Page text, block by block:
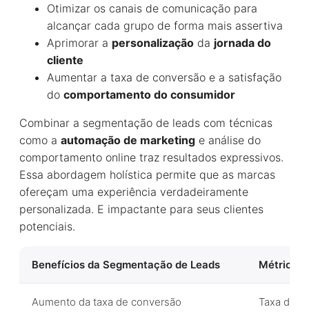
Otimizar os canais de comunicação para
alcançar cada grupo de forma mais assertiva
Aprimorar a personalização da jornada do
cliente
Aumentar a taxa de conversão e a satisfação
do comportamento do consumidor
Combinar a segmentação de leads com técnicas
como a automação de marketing e análise do
comportamento online traz resultados expressivos.
Essa abordagem holística permite que as marcas
ofereçam uma experiência verdadeiramente
personalizada. E impactante para seus clientes
potenciais.
Benefícios da Segmentação de Leads Métricas
Aumento da taxa de conversão Taxa de